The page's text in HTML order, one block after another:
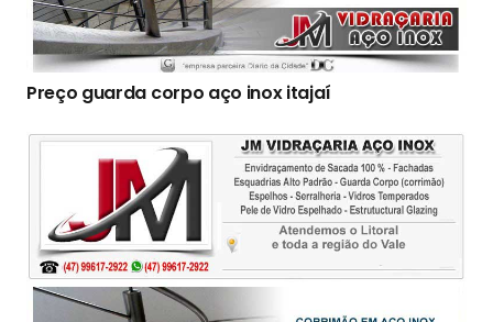
Preço guarda corpo aço inox itajaí